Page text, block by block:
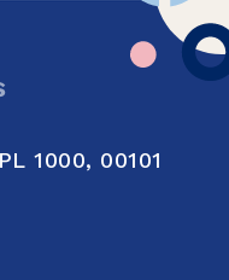
1000, 00101